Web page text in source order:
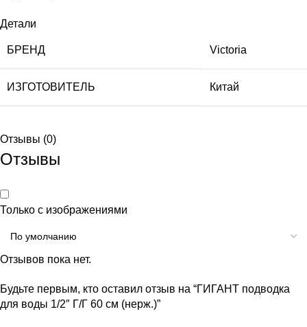
Детали
БРЕНД Victoria
ИЗГОТОВИТЕЛЬ Китай
Отзывы (0)
Отзывы
Только с изображениями
Отзывов пока нет.
Будьте первым, кто оставил отзыв на “ГИГАНТ подводка
для воды 1/2″ Г/Г 60 см (нерж.)”